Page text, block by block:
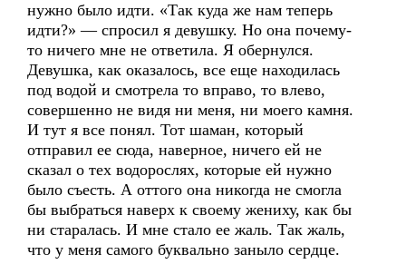
нужно было идти. «Так куда же нам теперь
идти?» — спросил я девушку. Но она почему-
то ничего мне не ответила. Я обернулся.
Девушка, как оказалось, все еще находилась
под водой и смотрела то вправо, то влево,
совершенно не видя ни меня, ни моего камня.
И тут я все понял. Тот шаман, который
отправил ее сюда, наверное, ничего ей не
сказал о тех водорослях, которые ей нужно
было съесть. А оттого она никогда не смогла
бы выбраться наверх к своему жениху, как бы
ни старалась. И мне стало ее жаль. Так жаль,
что у меня самого буквально заныло сердце.